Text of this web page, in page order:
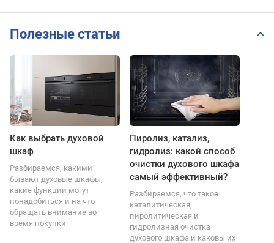
Полезные статьи
Как выбрать духовой
шкаф
Разбираемся, какими
бывают духовые шкафы,
какие функции могут
понадобиться и на что
обращать внимание во
время покупки
Пиролиз, катализ,
гидролиз: какой способ
очистки духового шкафа
самый эффективный?
Разбираемся, что такое
каталитическая,
пиролитическая и
гидролизная очистка
духового шкафа и каковы их